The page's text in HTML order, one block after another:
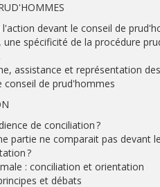
devant le conseil de
une spécificité de la procédure
assistance et représentation
conseil de prud'hommes
de conciliation ?
partie ne comparait pas devant
?
: conciliation et orientation
et débats